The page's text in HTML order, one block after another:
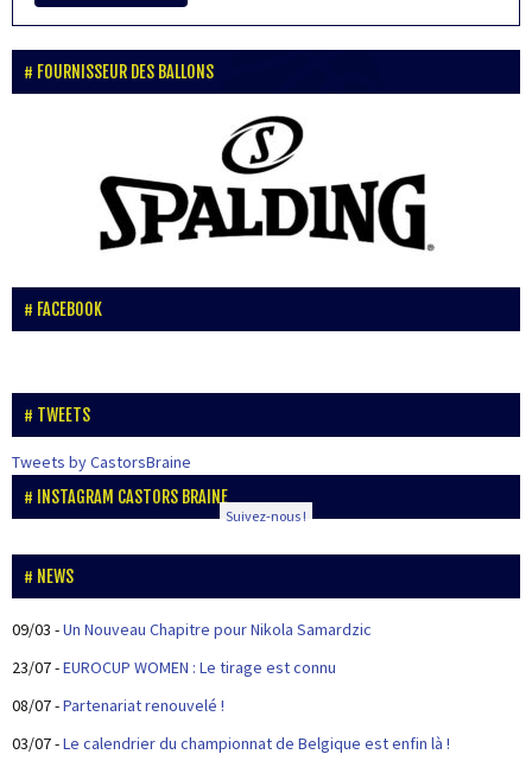
FOURNISSEUR DES BALLONS
FACEBOOK
TWEETS
Tweets by CastorsBraine
INSTAGRAM CASTORS BRAINE
Suivez-nous !
NEWS
09/03 -Un Nouveau Chapitre pour Nikola Samardzic
23/07-EUROCUP WOMEN : Le tirage est connu
08/07-Partenariat renouvelé !
03/07-Le calendrier du championnat de Belgique est enfin là !